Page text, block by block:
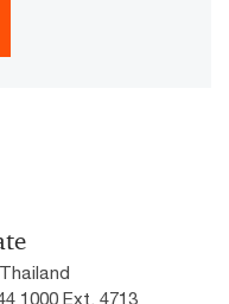
1000 Ext. 4713